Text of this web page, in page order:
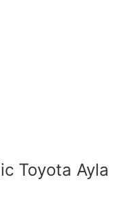
Toyota Ayla